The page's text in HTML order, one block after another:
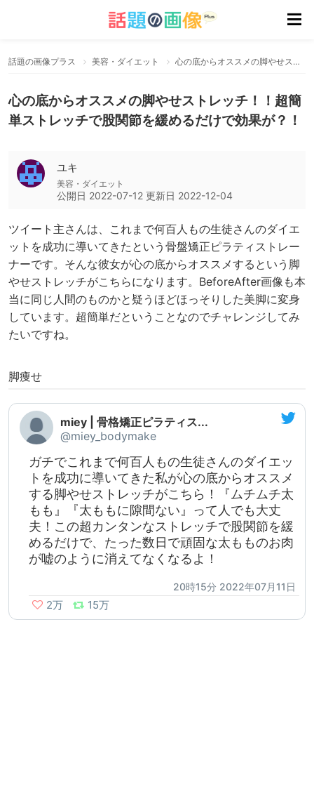
話題の画像プラス 美容・ダイエット 心の底からオススメの脚やせストレッチ！！超簡単ストレッチで股関節を緩めるだけで効果が？！
心の底からオススメの脚やせストレッチ！！超簡
単ストレッチで股関節を緩めるだけで効果が？！
ユキ
美容・ダイエット
公開日 2022-07-12 更新日 2022-12-04
ツイート主さんは、これまで何百人もの生徒さんのダイエ
ットを成功に導いてきたという骨盤矯正ピラティストレー
ナーです。そんな彼女が心の底からオススメするという脚
やせストレッチがこちらになります。BeforeAfter画像も本
当に同じ人間のものかと疑うほどほっそりした美脚に変身
しています。超簡単だということなのでチャレンジしてみ
たいですね。
脚痩せ
miey | 骨格矯正ピラティス...
@miey_bodymake
ガチでこれまで何百人もの生徒さんのダイエッ
トを成功に導いてきた私が心の底からオススメ
する脚やせストレッチがこちら！『ムチムチ太
もも』『太ももに隙間ない』って人でも大丈
夫！この超カンタンなストレッチで股関節を緩
めるだけで、たった数日で頑固な太もものお肉
が嘘のように消えてなくなるよ！
20時15分 2022年07月11日
2万 15万